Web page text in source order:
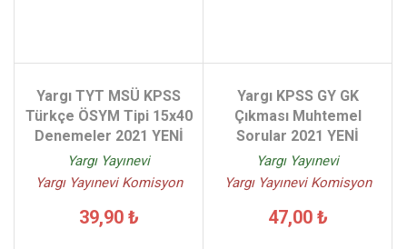
Yargı TYT MSÜ KPSS
Türkçe ÖSYM Tipi 15x40
Denemeler 2021 YENİ
Yargı Yayınevi
Yargı Yayınevi Komisyon
39,90 ₺
Yargı KPSS GY GK
Çıkması Muhtemel
Sorular 2021 YENİ
Yargı Yayınevi
Yargı Yayınevi Komisyon
47,00 ₺